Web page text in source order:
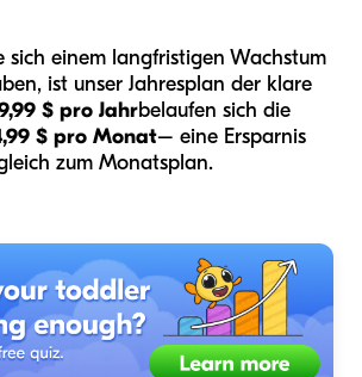
sich einem langfristigen Wachstum
ist unser Jahresplan der klare
$ pro Jahrbelaufen sich die
$ pro Monat– eine Ersparnis
zum Monatsplan.